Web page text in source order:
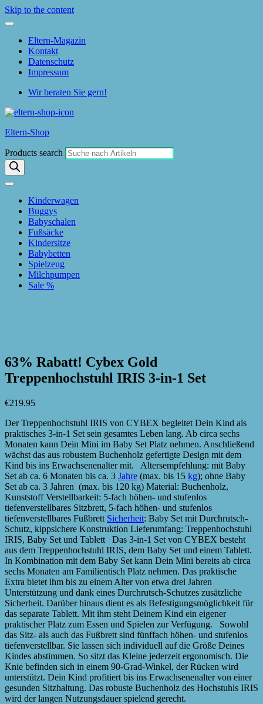
Skip to the content
Eltern-Magazin
Kontakt
Datenschutz
Impressum
Wir beraten Sie gern!
Eltern-Shop
Products search
Kinderwagen
Buggys
Babyschalen
Fußsäcke
Kindersitze
Babybetten
Spielzeug
Milchpumpen
Sale %
63% Rabatt! Cybex Gold
Treppenhochstuhl IRIS 3-in-1 Set
€219.95
Der Treppenhochstuhl IRIS von CYBEX begleitet Dein Kind als
praktisches 3-in-1 Set sein gesamtes Leben lang. Ab circa sechs
Monaten kann Dein Mini im Baby Set Platz nehmen. Anschließend
wächst das aus robustem Buchenholz gefertigte Design mit dem
Kind bis ins Erwachsenenalter mit. Altersempfehlung: mit Baby
Set ab ca. 6 Monaten bis ca. 3 Jahre (max. bis 15 kg); ohne Baby
Set ab ca. 3 Jahren (max. bis 120 kg) Material: Buchenholz,
Kunststoff Verstellbarkeit: 5-fach höhen- und stufenlos
tiefenverstellbares Sitzbrett, 5-fach höhen- und stufenlos
tiefenverstellbares Fußbrett Sicherheit: Baby Set mit Durchrutsch-
Schutz, kippsichere Konstruktion Lieferumfang: Treppenhochstuhl
IRIS, Baby Set und Tablett Das 3-in-1 Set von CYBEX besteht
aus dem Treppenhochstuhl IRIS, dem Baby Set und einem Tablett.
In Kombination mit dem Baby Set kann Dein Mini bereits ab circa
sechs Monaten am Familientisch Platz nehmen. Das praktische
Extra bietet ihm bis zu einem Alter von etwa drei Jahren
Unterstützung und dank eines Durchrutsch-Schutzes zusätzliche
Sicherheit. Darüber hinaus dient es als Befestigungsmöglichkeit für
das separate Tablett. Mit ihm steht Deinem Kind ein eigener
praktischer Platz zum Essen und Spielen zur Verfügung. Sowohl
das Sitz- als auch das Fußbrett sind fünffach höhen- und stufenlos
tiefenverstellbar. Sie lassen sich individuell auf die Größe Deines
Kindes abstimmen. So sitzt das Kleine jederzeit ergonomisch. Die
Knie befinden sich in einem 90-Grad-Winkel, der Rücken wird
unterstützt. Dein Kind profitiert bis ins Erwachsenenalter von einer
gesunden Sitzhaltung. Das robuste Buchenholz des Hochstuhls IRIS
wird der langen Nutzungsdauer spielend gerecht.